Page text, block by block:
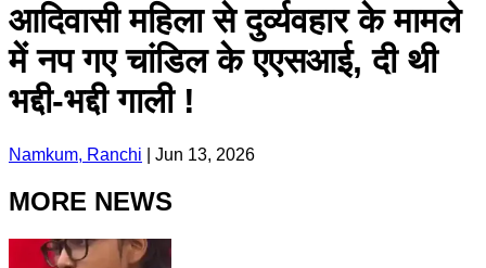
आदिवासी महिला से दुर्व्यवहार के मामले
में नप गए चांडिल के एएसआई, दी थी
भद्दी-भद्दी गाली !
Namkum, Ranchi Jun 13, 2026
MORE NEWS